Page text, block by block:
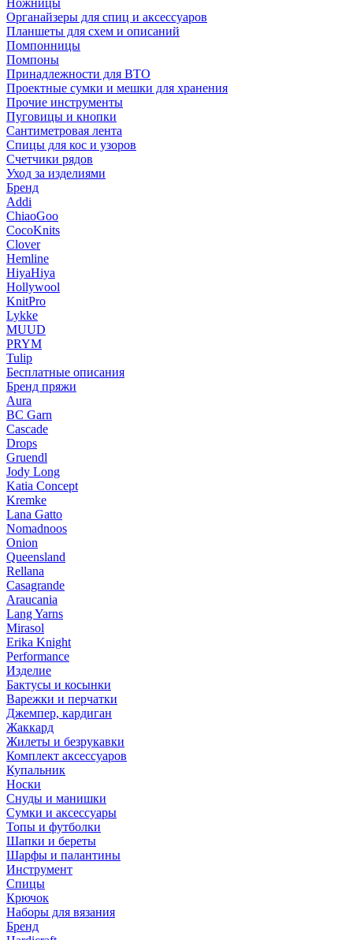
Ножницы
Органайзеры для спиц и аксессуаров
Планшеты для схем и описаний
Помпонницы
Помпоны
Принадлежности для ВТО
Проектные сумки и мешки для хранения
Прочие инструменты
Пуговицы и кнопки
Сантиметровая лента
Спицы для кос и узоров
Счетчики рядов
Уход за изделиями
Бренд
Addi
ChiaoGoo
CocoKnits
Clover
Hemline
HiyaHiya
Hollywool
KnitPro
Lykke
MUUD
PRYM
Tulip
Бесплатные описания
Бренд пряжи
Aura
BC Garn
Cascade
Drops
Gruendl
Jody Long
Katia Concept
Kremke
Lana Gatto
Nomadnoos
Onion
Queensland
Rellana
Casagrande
Araucania
Lang Yarns
Mirasol
Erika Knight
Performance
Изделие
Бактусы и косынки
Варежки и перчатки
Джемпер, кардиган
Жаккард
Жилеты и безрукавки
Комплект аксессуаров
Купальник
Носки
Снуды и манишки
Сумки и аксессуары
Топы и футболки
Шапки и береты
Шарфы и палантины
Инструмент
Спицы
Крючок
Наборы для вязания
Бренд